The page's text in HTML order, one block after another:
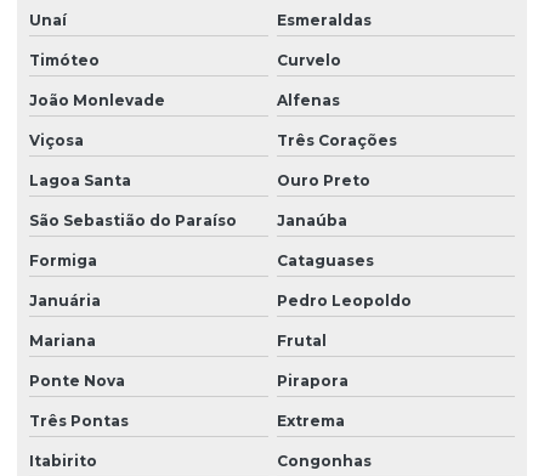
Unaí Esmeraldas
Timóteo Curvelo
João Monlevade Alfenas
Viçosa Três Corações
Lagoa Santa Ouro Preto
São Sebastião do Paraíso Janaúba
Formiga Cataguases
Januária Pedro Leopoldo
Mariana Frutal
Ponte Nova Pirapora
Três Pontas Extrema
Itabirito Congonhas